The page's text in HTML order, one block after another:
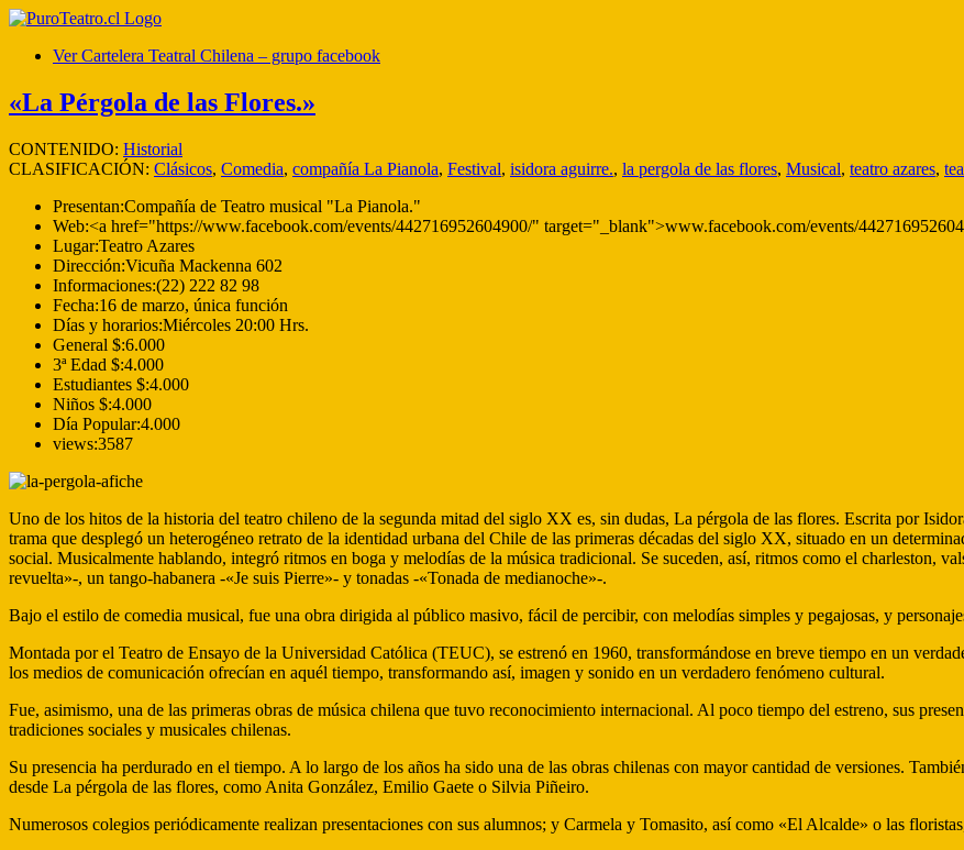
Ver Cartelera Teatral Chilena – grupo facebook
«La Pérgola de las Flores.»
CONTENIDO: Historial
CLASIFICACIÓN: Clásicos, Comedia, compañía La Pianola, Festival, isidora aguirre., la pergola de las flores, Musical, teatro azares,
Presentan:Compañía de Teatro musical "La Pianola."
Web:<a href="https://www.facebook.com/events/442716952604900/" target="_blank">www.facebook.com/events/
Lugar:Teatro Azares
Dirección:Vicuña Mackenna 602
Informaciones:(22) 222 82 98
Fecha:16 de marzo, única función
Días y horarios:Miércoles 20:00 Hrs.
General $:6.000
3ª Edad $:4.000
Estudiantes $:4.000
Niños $:4.000
Día Popular:4.000
views:3587
Uno de los hitos de la historia del teatro chileno de la segunda mitad del siglo XX es, sin dudas, La pérgola de las flores. Escrita por
trama que desplegó un heterogéneo retrato de la identidad urbana del Chile de las primeras décadas del siglo XX, situado en un
social. Musicalmente hablando, integró ritmos en boga y melodías de la música tradicional. Se suceden, así, ritmos como el charleston,
revuelta»-, un tango-habanera -«Je suis Pierre»- y tonadas -«Tonada de medianoche»-.
Bajo el estilo de comedia musical, fue una obra dirigida al público masivo, fácil de percibir, con melodías simples y pegajosas, y
Montada por el Teatro de Ensayo de la Universidad Católica (TEUC), se estrenó en 1960, transformándose en breve tiempo en un
los medios de comunicación ofrecían en aquél tiempo, transformando así, imagen y sonido en un verdadero fenómeno cultural.
Fue, asimismo, una de las primeras obras de música chilena que tuvo reconocimiento internacional. Al poco tiempo del estreno, sus
tradiciones sociales y musicales chilenas.
Su presencia ha perdurado en el tiempo. A lo largo de los años ha sido una de las obras chilenas con mayor cantidad de versiones.
desde La pérgola de las flores, como Anita González, Emilio Gaete o Silvia Piñeiro.
Numerosos colegios periódicamente realizan presentaciones con sus alumnos; y Carmela y Tomasito, así como «El Alcalde» o las